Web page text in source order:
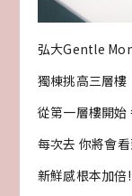
弘大Gentle
獨棟挑高三層樓
從第一層樓開
每次去 你將會
新鮮感根本加倍